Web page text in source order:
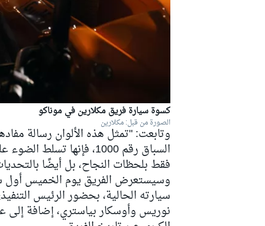
كسوة سيارة فريق مكلارين في موناكو
الصورة من قبل: مكلارين
وتابعت: "تمثل هذه الألوان رسالة
السباق رقم 1000،
فقط بلحظات النجاح، بل أيضًا
سيارته الحالية، بحضور الرئيس
نوريس وأوسكار بياستري، إضافة إلى